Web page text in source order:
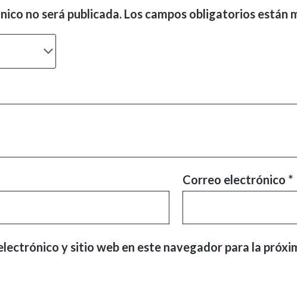
no será publicada. Los campos obligatorios están
Correo electrónico *
y sitio web en este navegador para la